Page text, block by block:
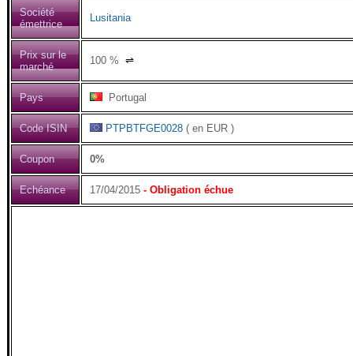
Société
émettrice
Lusitania
Prix sur le
marché
100 % ⇌
Pays Portugal
Code ISIN PTPBTFGE0028 ( en EUR )
Coupon 0%
Echéance 17/04/2015 - Obligation échue